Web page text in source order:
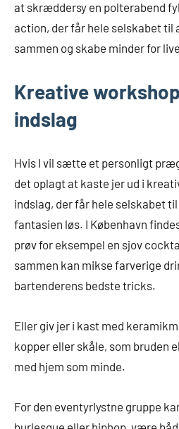
at skræddersy en polterabend
action, der får hele selskabet
sammen og skabe minder for
Kreative
indslag
Hvis I vil sætte et personligt
det oplagt at kaste jer ud i
indslag, der får hele selskabet
fantasien løs. I København
prøv for eksempel en sjov
sammen kan mikse farverige
bartenderens bedste tricks.
Eller giv jer i kast med
kopper eller skåle, som bruden
med hjem som minde.
For den eventyrlystne gruppe